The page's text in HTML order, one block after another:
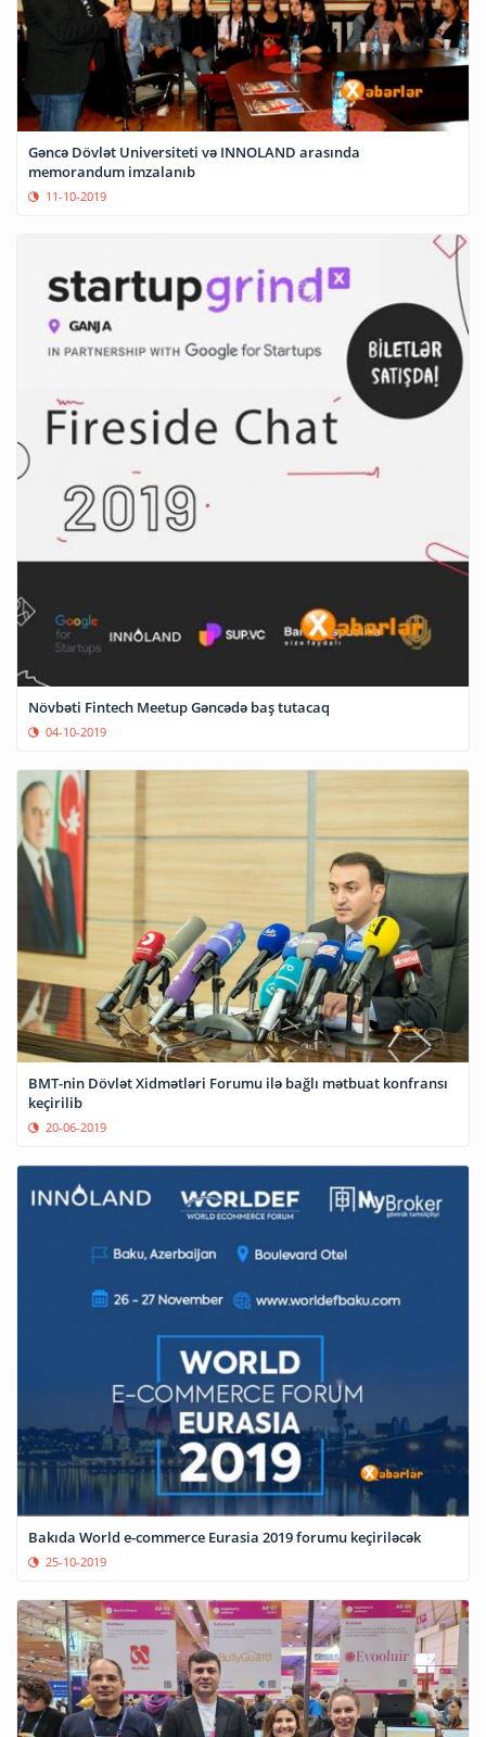
Gəncə Dövlət Universiteti və INNOLAND arasında
memorandum imzalanıb
11-10-2019
Növbəti Fintech Meetup Gəncədə baş tutacaq
04-10-2019
BMT-nin Dövlət Xidmətləri Forumu ilə bağlı mətbuat konfransı
keçirilib
20-06-2019
Bakıda World e-commerce Eurasia 2019 forumu keçiriləcək
25-10-2019